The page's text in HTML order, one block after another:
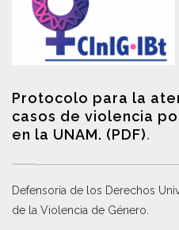
Protocolo para la
casos de violencia
en la UNAM. (PDF).
Defensoría de los Derechos
de la Violencia de Género